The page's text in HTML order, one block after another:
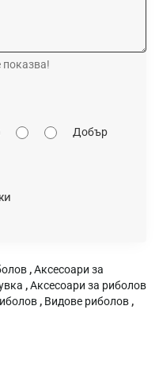
показва!
Добър
,Аксесоари за
,Аксесоари за риболов
, Видове риболов ,